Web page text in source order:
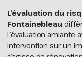
L’évaluation du
Fontainebleau
L’évaluation amiante
intervention sur un